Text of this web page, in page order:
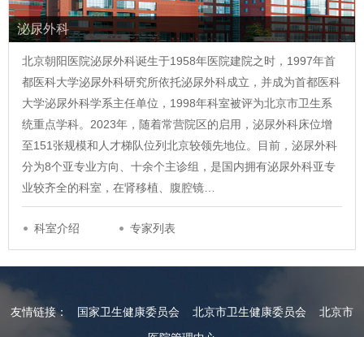
泌尿外科
北京朝阳医院泌尿外科诞生于1958年医院建院之时，1997年首
都医科大学泌尿外科研究所依托泌尿外科成立，并成为首都医科
大学泌尿外科学系主任单位，1998年科室被评为北京市卫生系
统重点学科。2023年，随着常营院区的启用，泌尿外科床位增
至151张规模和人才梯队位列北京较领先地位。目前，泌尿外科
分为8个亚专业方向、十余个主诊组，是国内拥有泌尿外科亚专
业较齐全的科室，在肾移植、腹腔镜…
科室介绍 专家列表
友情链接： 国家卫生健康委员会 北京市卫生健康委员会
北京市